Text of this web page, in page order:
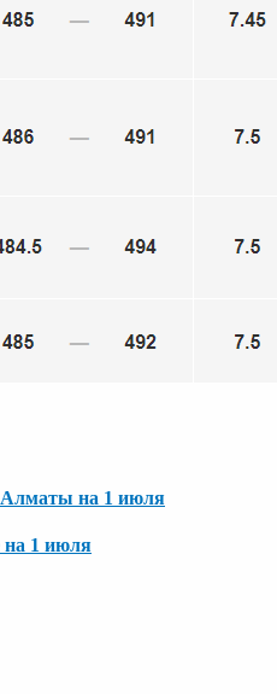
Алматы на 1 июля
на 1 июля